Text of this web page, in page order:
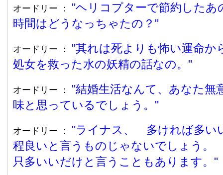
オードリー ：
ヘリコプターで節約したあ
時間はどうなっちゃたの？
オードリー ：
其れは死よりも怖い運命か
処女を救った水の妖精の話なの。
オードリー ：
結婚生活なんて、あなた無
味と思っているでしょう。
オードリー ：
ライナス、 多ければ多い
程良いと言うものじゃないでしょう
只多いいだけと言うこともあります。